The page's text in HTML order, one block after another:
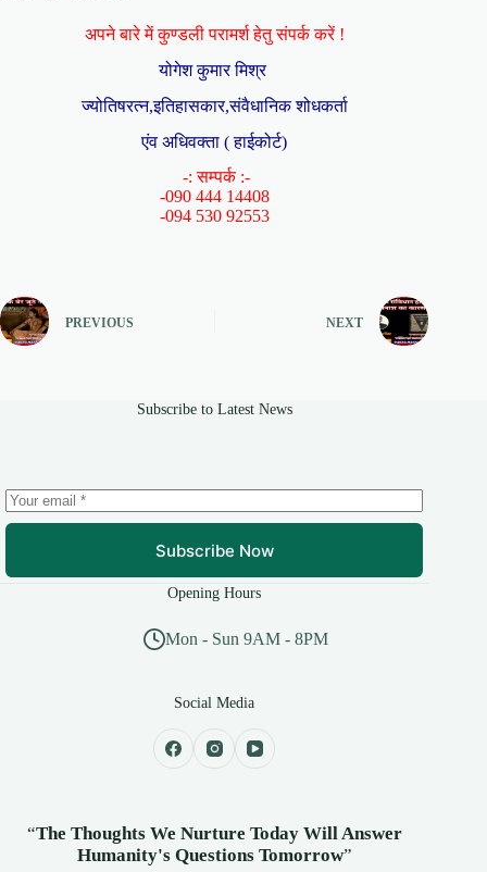
अपने बारे में कुण्डली परामर्श हेतु संपर्क करें !
योगेश कुमार मिश्र
ज्योतिषरत्न,इतिहासकार,संवैधानिक शोधकर्ता
एंव अधिवक्ता ( हाईकोर्ट)
-: सम्पर्क :-
-090 444 14408
-094 530 92553
PREVIOUS NEXT
Subscribe to Latest News
Subscribe Now
Opening Hours
Mon - Sun 9AM - 8PM
Social Media
“The Thoughts We Nurture Today Will Answer
Humanity's Questions Tomorrow”